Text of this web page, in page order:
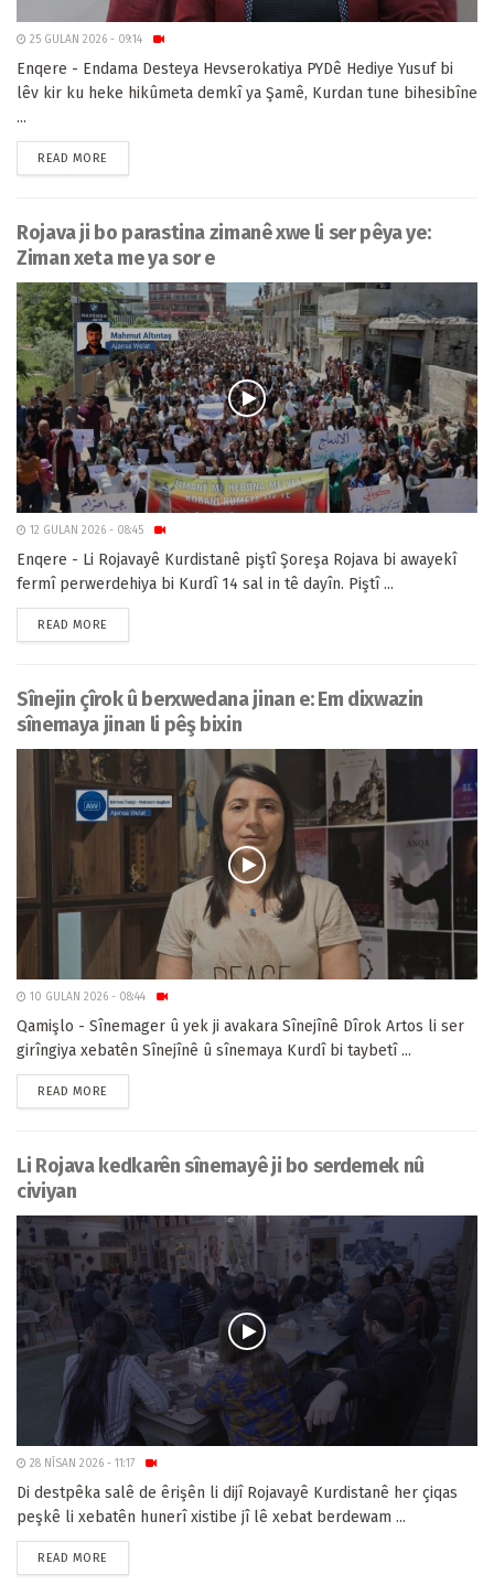
25 GULAN 2026 - 09:14
Enqere - Endama Desteya Hevserokatiya PYDê Hediye Yusuf bi
lêv kir ku heke hikûmeta demkî ya Şamê, Kurdan tune bihesibîne
...
READ MORE
Rojava ji bo parastina zimanê xwe li ser pêya ye:
Ziman xeta me ya sor e
12 GULAN 2026 - 08:45
Enqere - Li Rojavayê Kurdistanê piştî Şoreşa Rojava bi awayekî
fermî perwerdehiya bi Kurdî 14 sal in tê dayîn. Piştî ...
READ MORE
Sînejin çîrok û berxwedana jinan e: Em dixwazin
sînemaya jinan li pêş bixin
10 GULAN 2026 - 08:44
Qamişlo - Sînemager û yek ji avakara Sînejînê Dîrok Artos li ser
girîngiya xebatên Sînejînê û sînemaya Kurdî bi taybetî ...
READ MORE
Li Rojava kedkarên sînemayê ji bo serdemek nû
civiyan
28 NÎSAN 2026 - 11:17
Di destpêka salê de êrişên li dijî Rojavayê Kurdistanê her çiqas
peşkê li xebatên hunerî xistibe jî lê xebat berdewam ...
READ MORE